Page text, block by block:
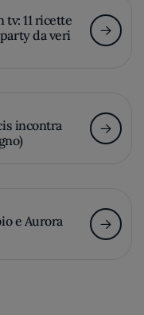
11 ricette
da veri
incontra
e Aurora